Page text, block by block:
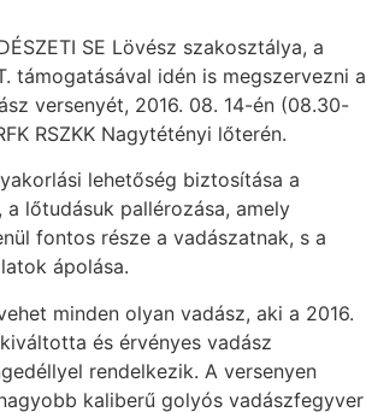
SE Lövész szakosztálya, a
támogatásával idén is megszervezni a
versenyét, 2016. 08. 14-én (08.30-
RSZKK Nagytétényi lőterén.
lehetőség biztosítása a
a lőtudásuk pallérozása, amely
fontos része a vadászatnak, s a
ápolása.
minden olyan vadász, aki a 2016.
és érvényes vadász
rendelkezik. A versenyen
kaliberű golyós vadászfegyver